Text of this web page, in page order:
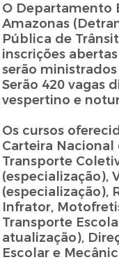
O Departamento
Amazonas
Pública de
inscrições
serão
Serão 420 vagas
vespertino e
Os cursos
Carteira
Transporte
(especialização),
(especialização),
Infrator,
Transporte
atualização),
Escolar e